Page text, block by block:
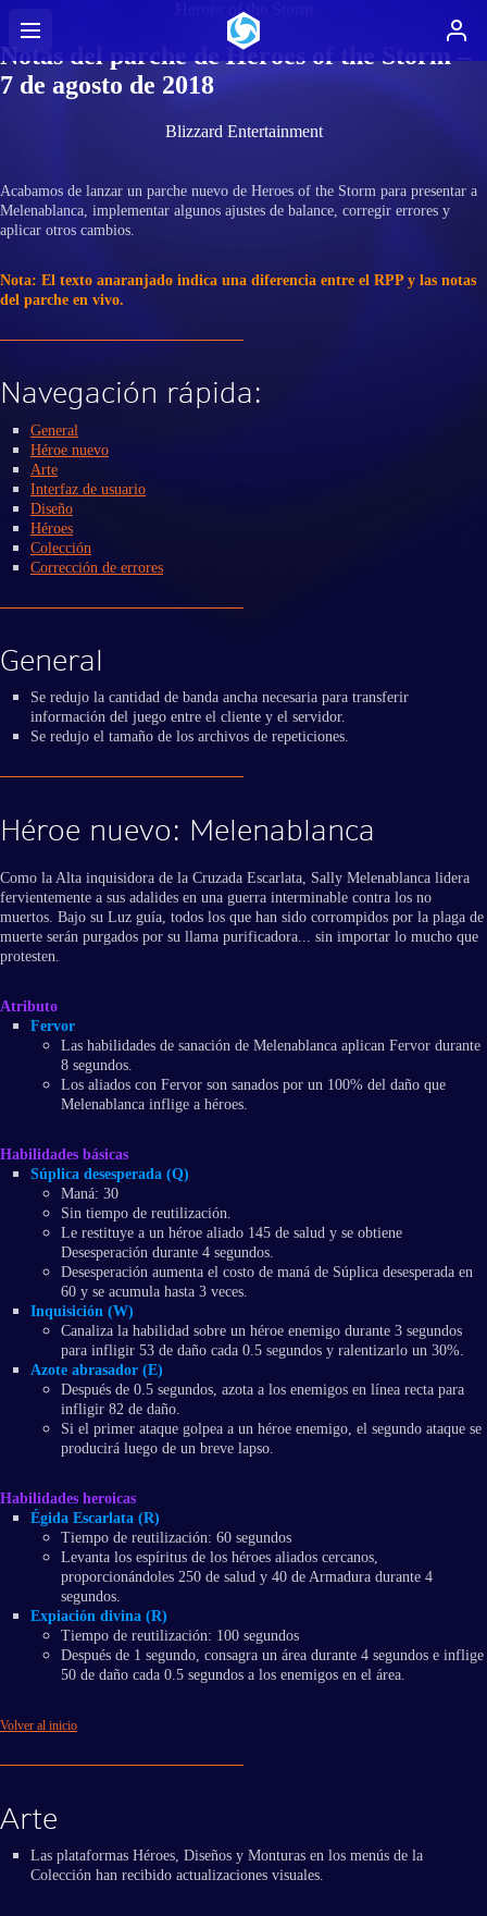
Heroes of the Storm
Notas del parche de Heroes of the Storm –
7 de agosto de 2018
Blizzard Entertainment
Acabamos de lanzar un parche nuevo de Heroes of the Storm para presentar a
Melenablanca, implementar algunos ajustes de balance, corregir errores y
aplicar otros cambios.
Nota: El texto anaranjado indica una diferencia entre el RPP y las notas
del parche en vivo.
Navegación rápida:
General
Héroe nuevo
Arte
Interfaz de usuario
Diseño
Héroes
Colección
Corrección de errores
General
Se redujo la cantidad de banda ancha necesaria para transferir
información del juego entre el cliente y el servidor.
Se redujo el tamaño de los archivos de repeticiones.
Héroe nuevo: Melenablanca
Como la Alta inquisidora de la Cruzada Escarlata, Sally Melenablanca lidera
fervientemente a sus adalides en una guerra interminable contra los no
muertos. Bajo su Luz guía, todos los que han sido corrompidos por la plaga de
muerte serán purgados por su llama purificadora... sin importar lo mucho que
protesten.
Atributo
Fervor
Las habilidades de sanación de Melenablanca aplican Fervor durante
8 segundos.
Los aliados con Fervor son sanados por un 100% del daño que
Melenablanca inflige a héroes.
Habilidades básicas
Súplica desesperada (Q)
Maná: 30
Sin tiempo de reutilización.
Le restituye a un héroe aliado 145 de salud y se obtiene
Desesperación durante 4 segundos.
Desesperación aumenta el costo de maná de Súplica desesperada en
60 y se acumula hasta 3 veces.
Inquisición (W)
Canaliza la habilidad sobre un héroe enemigo durante 3 segundos
para infligir 53 de daño cada 0.5 segundos y ralentizarlo un 30%.
Azote abrasador (E)
Después de 0.5 segundos, azota a los enemigos en línea recta para
infligir 82 de daño.
Si el primer ataque golpea a un héroe enemigo, el segundo ataque se
producirá luego de un breve lapso.
Habilidades heroicas
Égida Escarlata (R)
Tiempo de reutilización: 60 segundos
Levanta los espíritus de los héroes aliados cercanos,
proporcionándoles 250 de salud y 40 de Armadura durante 4
segundos.
Expiación divina (R)
Tiempo de reutilización: 100 segundos
Después de 1 segundo, consagra un área durante 4 segundos e inflige
50 de daño cada 0.5 segundos a los enemigos en el área.​
Volver al inicio
Arte
Las plataformas Héroes, Diseños y Monturas en los menús de la
Colección han recibido actualizaciones visuales.